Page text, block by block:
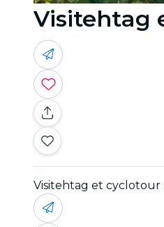
Visitehtag
Visitehtag et cyclotour